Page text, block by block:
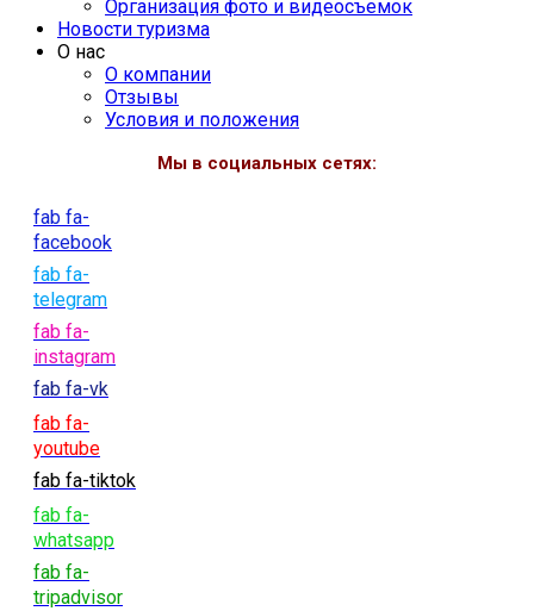
Организация фото и видеосъемок
Новости туризма
О нас
О компании
Отзывы
Условия и положения
Мы в социальных сетях:
fab fa-
facebook
fab fa-
telegram
fab fa-
instagram
fab fa-vk
fab fa-
youtube
fab fa-tiktok
fab fa-
whatsapp
fab fa-
tripadvisor